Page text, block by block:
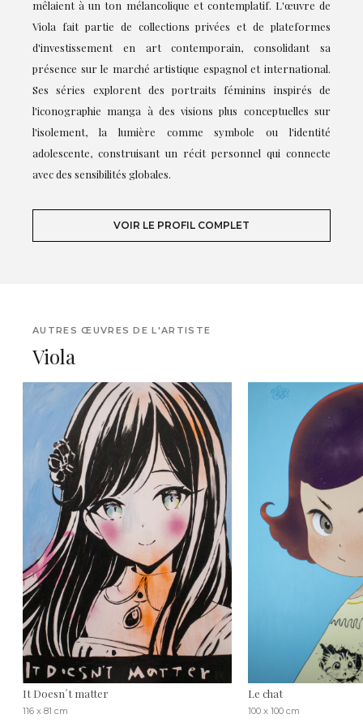
mêlaient à un ton mélancolique et contemplatif. L'œuvre de
Viola fait partie de collections privées et de plateformes
d'investissement en art contemporain, consolidant sa
présence sur le marché artistique espagnol et international.
Ses séries explorent des portraits féminins inspirés de
l'iconographie manga à des visions plus conceptuelles sur
l'isolement, la lumière comme symbole ou l'identité
adolescente, construisant un récit personnel qui connecte
avec des sensibilités globales.
VOIR LE PROFIL COMPLET
AUTRES ŒUVRES DE L'ARTISTE
Viola
It Doesn´t matter
116 x 81 cm
Le chat
100 x 100 cm